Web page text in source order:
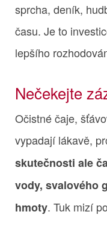
sprcha, deník,
času. Je to
lepšího
Nečekejte
Očistné čaje,
vypadají lákavě,
skutečnosti ale
vody, svalového
hmoty. Tuk mizí